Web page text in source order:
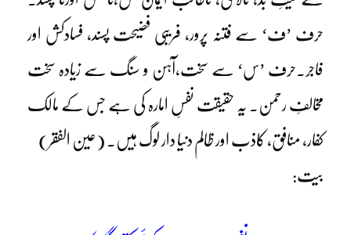
حرف ’ف‘ سے فتنہ پرور، فریبی فضیحت پسند، فسادکش اور
فاجر۔حرف ’س‘ سے سخت،آہن و سنگ سے زیادہ سخت
مخالفِ رحمن۔ یہ حقیقت نفسِ امارہ کی ہے جس کے مالک
کفار، منافق، کاذب اور ظالم دنیا دار لوگ ہیں۔ (عین الفقر)
بیت: